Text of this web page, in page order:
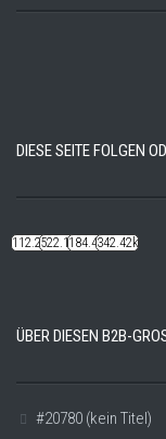
DIESE SEITE FOLGEN
112.22k522.14k184.48k342.42k
ÜBER DIESEN B2B-
#20780 (kein Titel)